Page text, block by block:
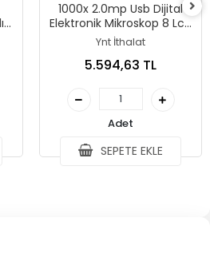
1000x 2.0mp Usb Dijital
Elektronik Mikroskop 8 Lcd
Ekran Vga Büyüteç Dm4s
Ynt İthalat
5.594,63 TL
Adet
SEPETE EKLE